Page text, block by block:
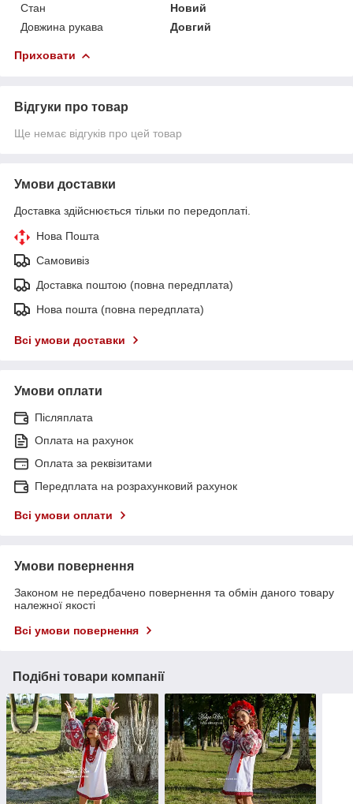
Стан
Новий
Довжина рукава
Довгий
Приховати
Відгуки про товар
Ще немає відгуків про цей товар
Умови доставки
Доставка здійснюється тільки по передоплаті.
Нова Пошта
Самовивіз
Доставка поштою (повна передплата)
Нова пошта (повна передплата)
Всі умови доставки
Умови оплати
Післяплата
Оплата на рахунок
Оплата за реквізитами
Передплата на розрахунковий рахунок
Всі умови оплати
Умови повернення
Законом не передбачено повернення та обмін даного товару
належної якості
Всі умови повернення
Подібні товари компанії